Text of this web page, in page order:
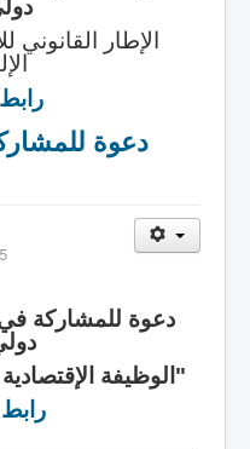
الإطار القانوني
دعوة
دعوة للمشاركة
"الوظيفة الإقتصادية لحقوق الملكية الفكرية"